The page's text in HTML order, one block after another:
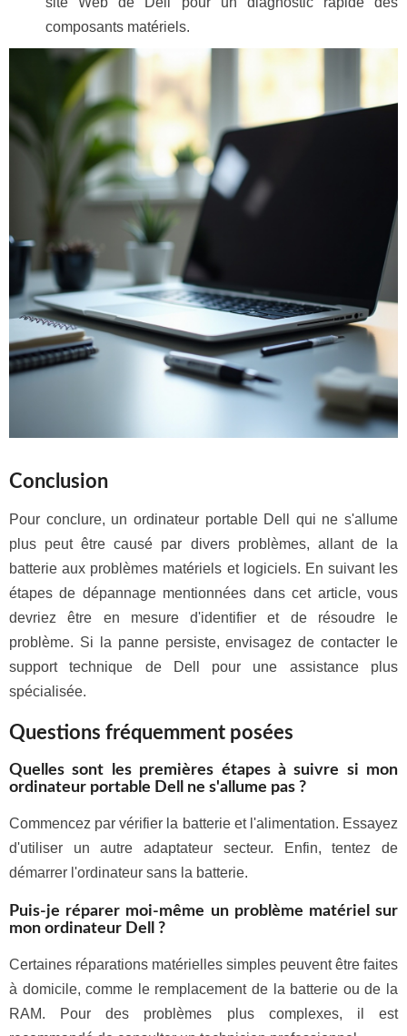
composants matériels.
Conclusion
Pour conclure, un ordinateur portable Dell qui ne s'allume
plus peut être causé par divers problèmes, allant de la
batterie aux problèmes matériels et logiciels. En suivant les
étapes de dépannage mentionnées dans cet article, vous
devriez être en mesure d'identifier et de résoudre le
problème. Si la panne persiste, envisagez de contacter le
support technique de Dell pour une assistance plus
spécialisée.
Questions fréquemment posées
Quelles sont les premières étapes à suivre si mon
ordinateur portable Dell ne s'allume pas ?
Commencez par vérifier la batterie et l'alimentation. Essayez
d'utiliser un autre adaptateur secteur. Enfin, tentez de
démarrer l'ordinateur sans la batterie.
Puis-je réparer moi-même un problème matériel sur
mon ordinateur Dell ?
Certaines réparations matérielles simples peuvent être faites
à domicile, comme le remplacement de la batterie ou de la
RAM. Pour des problèmes plus complexes, il est